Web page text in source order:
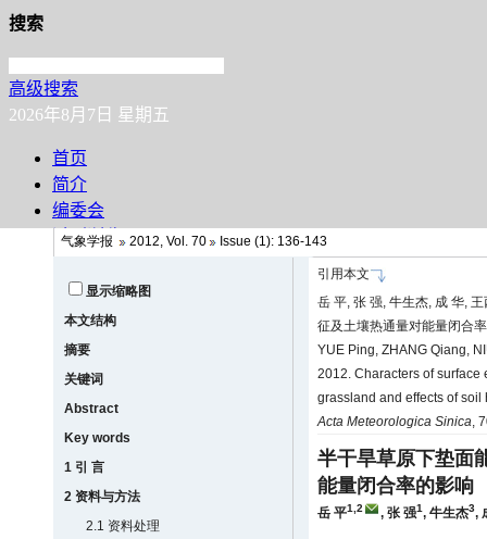
气象学报 2012, Vol. 70 Issue (1): 136-143
显示缩略图
本文结构
摘要
关键词
Abstract
Key words
1 引 言
2 资料与方法
2.1 资料处理
引用本文
岳 平, 张 强, 牛生杰, 成 华,
征及土壤热通量对能量闭合
YUE Ping, ZHANG Qiang,
2012. Characters of
grassland and effects of
Acta Meteorologica Sinica,
半干旱草原下垫面
能量闭合率的影响
岳 平1,2 , 张 强1, 牛生杰3,